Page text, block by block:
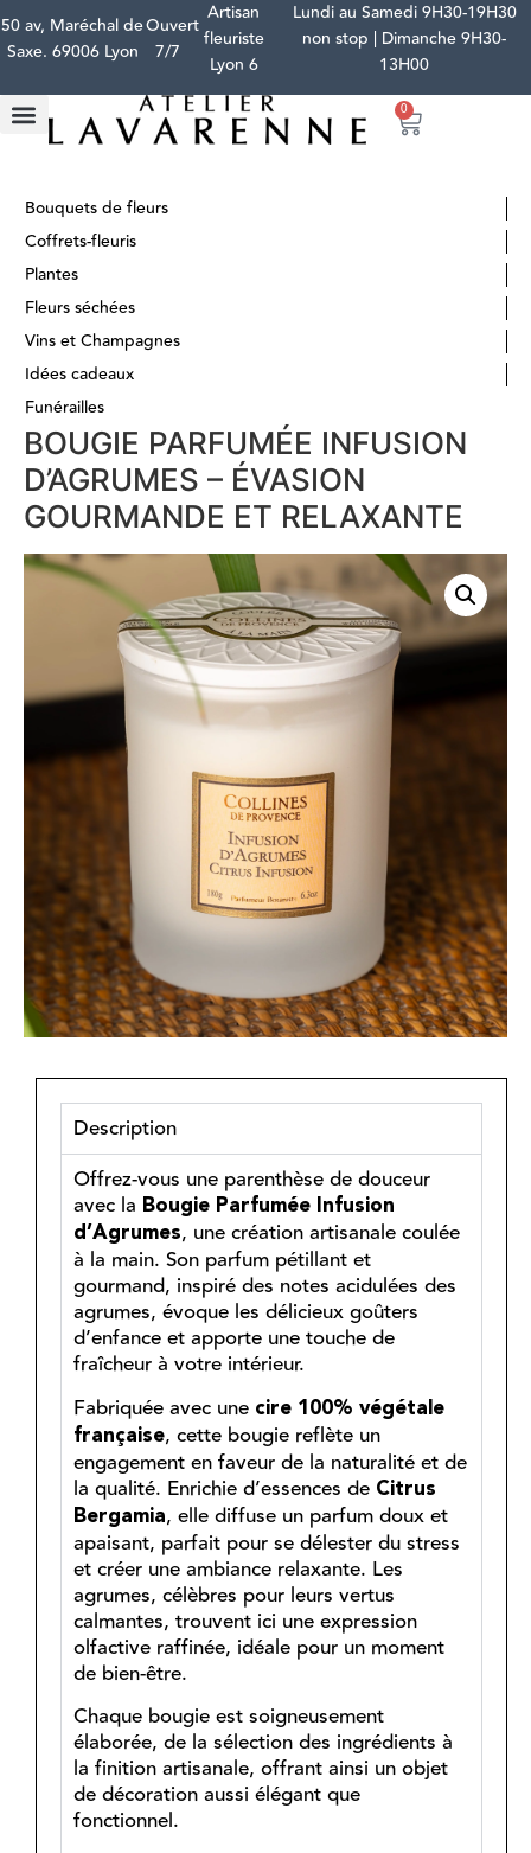
50 av, Maréchal de
Saxe. 69006 Lyon
Ouvert
7/7
Artisan
fleuriste
Lyon 6
Lundi au Samedi 9H30-19H30
non stop | Dimanche 9H30-
13H00
0
Bouquets de fleurs
Coffrets-fleuris
Plantes
Fleurs séchées
Vins et Champagnes
Idées cadeaux
Funérailles
BOUGIE PARFUMÉE INFUSION
D’AGRUMES – ÉVASION
GOURMANDE ET RELAXANTE
Description
Offrez-vous une parenthèse de douceur
avec la Bougie Parfumée Infusion
d’Agrumes, une création artisanale coulée
à la main. Son parfum pétillant et
gourmand, inspiré des notes acidulées des
agrumes, évoque les délicieux goûters
d’enfance et apporte une touche de
fraîcheur à votre intérieur.
Fabriquée avec une cire 100% végétale
française, cette bougie reflète un
engagement en faveur de la naturalité et de
la qualité. Enrichie d’essences de Citrus
Bergamia, elle diffuse un parfum doux et
apaisant, parfait pour se délester du stress
et créer une ambiance relaxante. Les
agrumes, célèbres pour leurs vertus
calmantes, trouvent ici une expression
olfactive raffinée, idéale pour un moment
de bien-être.
Chaque bougie est soigneusement
élaborée, de la sélection des ingrédients à
la finition artisanale, offrant ainsi un objet
de décoration aussi élégant que
fonctionnel.